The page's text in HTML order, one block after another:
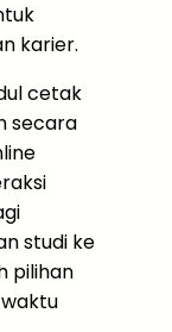
karier.
cetak
secara
studi ke
pilihan